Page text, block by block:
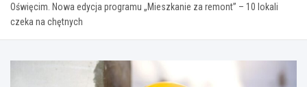
Oświęcim. Nowa edycja programu „Mieszkanie za remont” – 10 lokali
czeka na chętnych